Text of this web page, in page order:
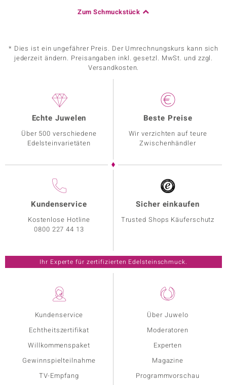
Zum Schmuckstück
* Dies ist ein ungefährer Preis. Der Umrechnungskurs kann sich
jederzeit ändern. Preisangaben inkl. gesetzl. MwSt. und zzgl.
Versandkosten.
Kundenservice
Echtheitszertifikat
Willkommenspaket
Gewinnspielteilnahme
TV-Empfang
Über Juwelo
Moderatoren
Experten
Magazine
Programmvorschau
Echte Juwelen
Über 500 verschiedene
Edelsteinvarietäten
Beste Preise
Wir verzichten auf teure
Zwischenhändler
Kundenservice
Kostenlose Hotline
0800 227 44 13
Sicher einkaufen
Trusted Shops Käuferschutz
Ihr Experte für zertifizierten Edelsteinschmuck.